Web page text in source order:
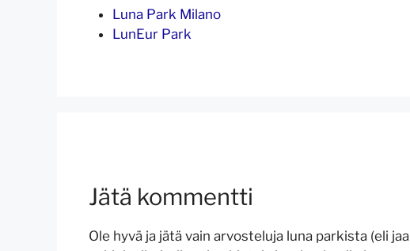
Luna Park Milano
LunEur Park
Jätä kommentti
Ole hyvä ja jätä vain arvosteluja luna parkista (eli